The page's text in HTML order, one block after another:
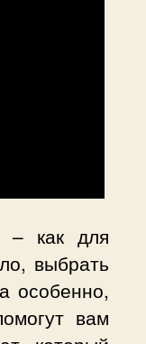
– как для
выбрать
особенно,
вам